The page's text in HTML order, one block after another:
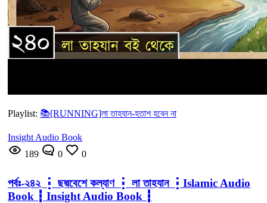
Playlist: 📚[RUNNING]লা তাহযান-হতাশ হবেন না
Insight Audio Book
189
0 0
পর্বঃ-২৪২ ┇ ছদ্মবেশে কল্যাণ ┇ লা তাহযান ┇Islamic Audio
Book ┇ Insight Audio Book ┇